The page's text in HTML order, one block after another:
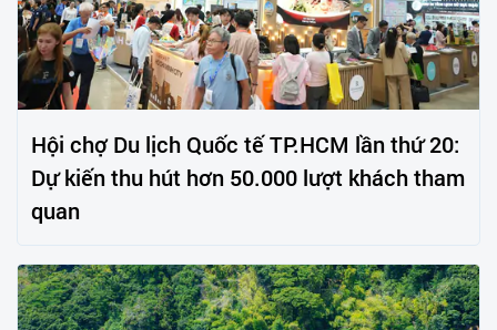
Hội chợ Du lịch Quốc tế TP.HCM lần thứ 20:
Dự kiến thu hút hơn 50.000 lượt khách tham
quan